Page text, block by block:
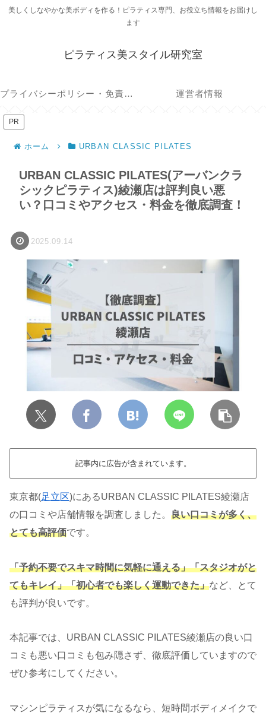
美しくしなやかな美ボディを作る！ピラティス専門、お役立ち情報をお届けし
ます
ピラティス美スタイル研究室
プライバシーポリシー・免責事項 運営者情報
PR
ホーム URBAN CLASSIC PILATES
URBAN CLASSIC PILATES(アーバンクラ
シックピラティス)綾瀬店は評判良い悪
い？口コミやアクセス・料金を徹底調査！
2025.09.14
記事内に広告が含まれています。
東京都(足立区)にあるURBAN CLASSIC PILATES綾瀬店
の口コミや店舗情報を調査しました。 良い口コミが多く、
とても高評価です。
「予約不要でスキマ時間に気軽に通える」「スタジオがと
てもキレイ」「初心者でも楽しく運動できた」など、とて
も評判が良いです。
本記事では、URBAN CLASSIC PILATES綾瀬店の良い口
コミも悪い口コミも包み隠さず、徹底評価していますので
ぜひ参考にしてください。
マシンピラティスが気になるなら、短時間ボディメイクで